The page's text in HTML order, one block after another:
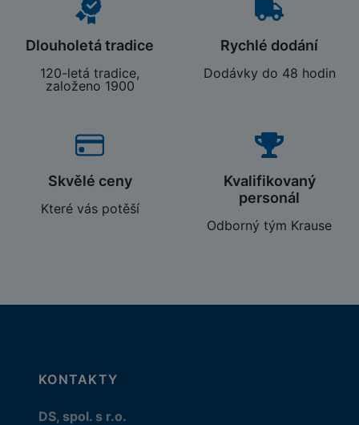
Dlouholetá tradice
120-letá tradice,
založeno 1900
Rychlé dodání
Dodávky do 48 hodin
Skvělé ceny
Které vás potěší
Kvalifikovaný
personál
Odborný tým Krause
KONTAKTY
DS, spol. s r.o.